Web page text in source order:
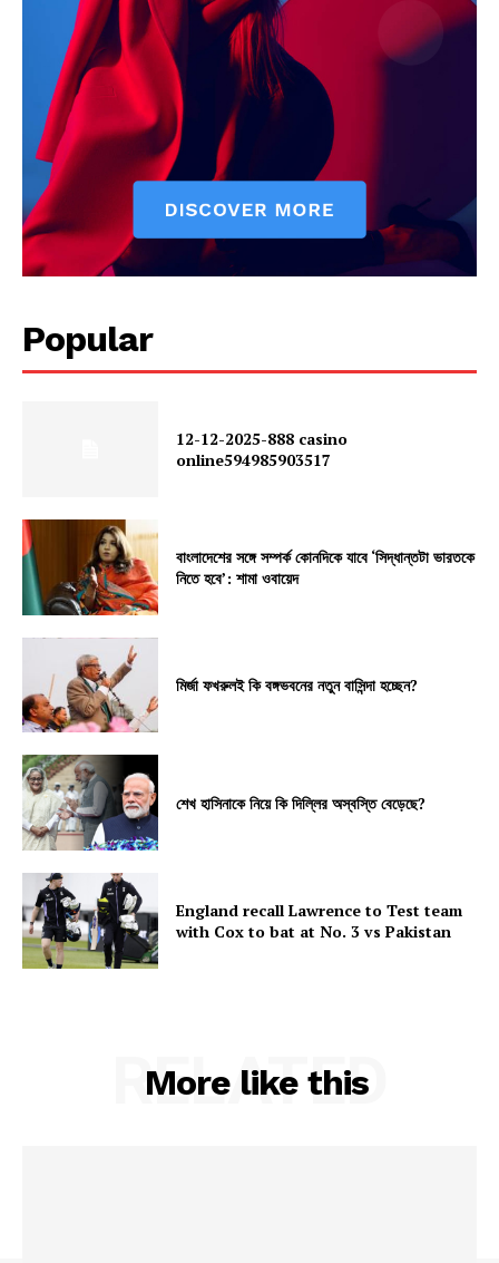
Popular
12-12-2025-888 casino
online594985903517
বাংলাদেশের সঙ্গে সম্পর্ক কোনদিকে যাবে ‘সিদ্ধান্তটা ভারতকে
নিতে হবে’: শামা ওবায়েদ
মির্জা ফখরুলই কি বঙ্গভবনের নতুন বাসিন্দা হচ্ছেন?
শেখ হাসিনাকে নিয়ে কি দিল্লির অস্বস্তি বেড়েছে?
England recall Lawrence to Test team
with Cox to bat at No. 3 vs Pakistan
More like this
RELATED